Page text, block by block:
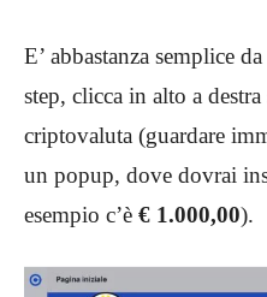
E’ abbastanza semplice
step, clicca in alto a
criptovaluta (guardare
un popup, dove dovrai
esempio c’è € 1.000,00).